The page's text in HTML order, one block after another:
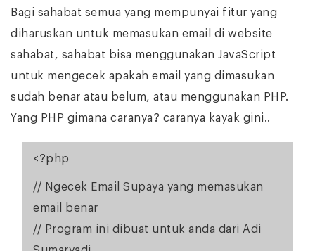
Bagi sahabat semua yang mempunyai fitur yang
diharuskan untuk memasukan email di website
sahabat, sahabat bisa menggunakan JavaScript
untuk mengecek apakah email yang dimasukan
sudah benar atau belum, atau menggunakan PHP.
Yang PHP gimana caranya? caranya kayak gini..
<?php
// Ngecek Email Supaya yang memasukan
email benar
// Program ini dibuat untuk anda dari Adi